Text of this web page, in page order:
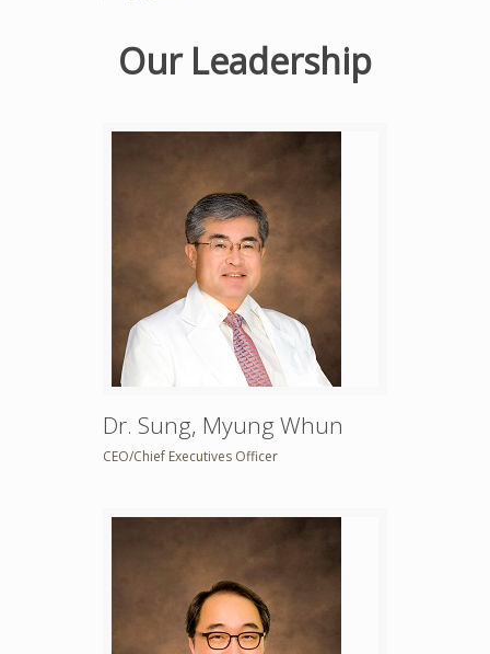
Our Leadership
Dr. Sung, Myung Whun
CEO/Chief Executives Officer